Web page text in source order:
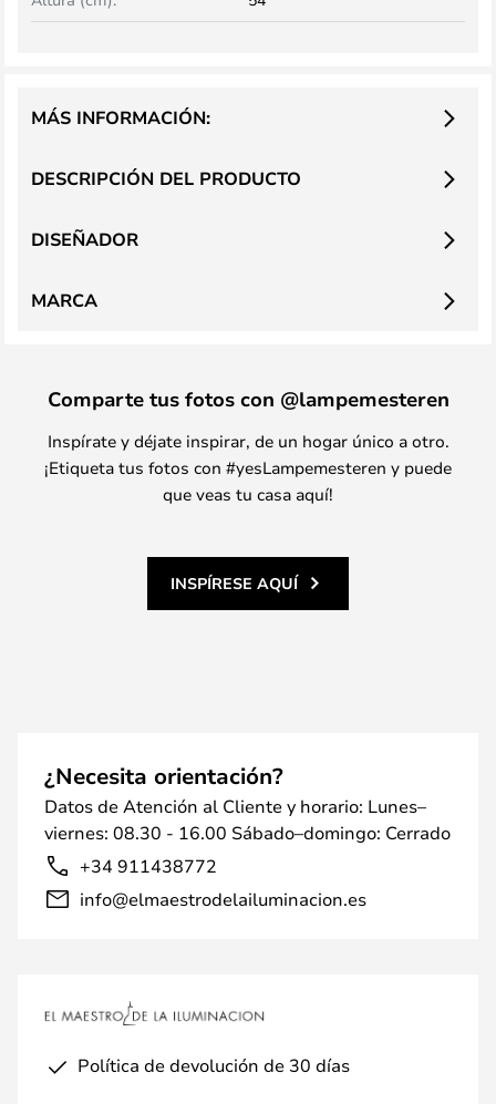
DESCRIPCIÓN DEL PRODUCTO
MÁS INFORMACIÓN:
DISEÑADOR
MARCA
Comparte tus fotos con @lampemesteren
Inspírate y déjate inspirar, de un hogar único a otro.
¡Etiqueta tus fotos con #yesLampemesteren y puede
que veas tu casa aquí!
INSPÍRESE AQUÍ
¿Necesita orientación?
Datos de Atención al Cliente y horario: Lunes–
viernes: 08.30 - 16.00 Sábado–domingo: Cerrado
+34 911438772
info@elmaestrodelailuminacion.es
Política de devolución de 30 días